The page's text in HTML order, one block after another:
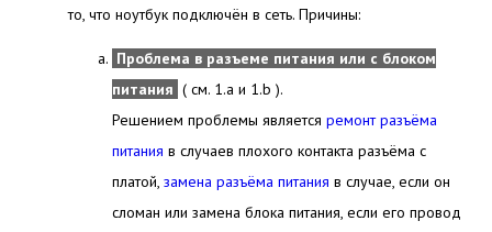
то, что ноутбук подключён в сеть. Причины:
Проблема в разъеме питания или с блоком
питания ( см. 1.a и 1.b ).
Решением проблемы являетсяремонт разъёма
питания в случаев плохого контакта разъёма с
платой,замена разъёма питания в случае, если он
сломан или замена блока питания, если его провод